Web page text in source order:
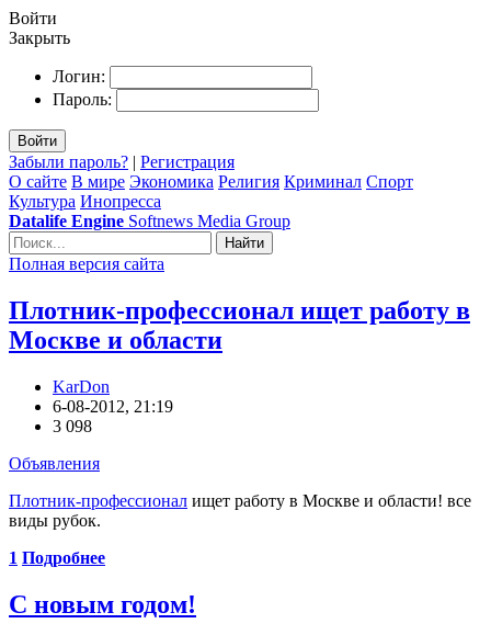
Войти
Закрыть
Логин:
Пароль:
Войти
Забыли пароль? | Регистрация
О сайте В мире Экономика Религия Криминал Спорт
Культура Инопресса
Datalife Engine Softnews Media Group
Найти
Полная версия сайта
Плотник-профессионал ищет работу в
Москве и области
KarDon
6-08-2012, 21:19
3 098
Объявления
Плотник-профессионал ищет работу в Москве и области! все
виды рубок.
1 Подробнее
С новым годом!